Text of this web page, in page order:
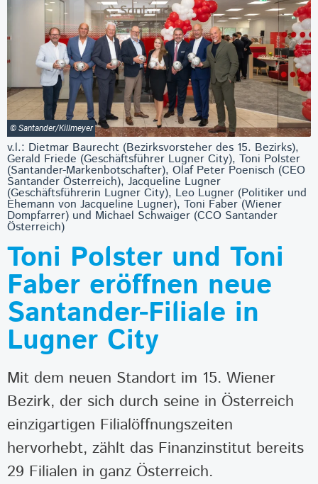
© Santander/Killmeyer
v.l.: Dietmar Baurecht (Bezirksvorsteher des 15. Bezirks),
Gerald Friede (Geschäftsführer Lugner City), Toni Polster
(Santander-Markenbotschafter), Olaf Peter Poenisch (CEO
Santander Österreich), Jacqueline Lugner
(Geschäftsführerin Lugner City), Leo Lugner (Politiker und
Ehemann von Jacqueline Lugner), Toni Faber (Wiener
Dompfarrer) und Michael Schwaiger (CCO Santander
Österreich)
Toni Polster und Toni
Faber eröffnen neue
Santander-Filiale in
Lugner City
Mit dem neuen Standort im 15. Wiener
Bezirk, der sich durch seine in Österreich
einzigartigen Filialöffnungszeiten
hervorhebt, zählt das Finanzinstitut bereits
29 Filialen in ganz Österreich.